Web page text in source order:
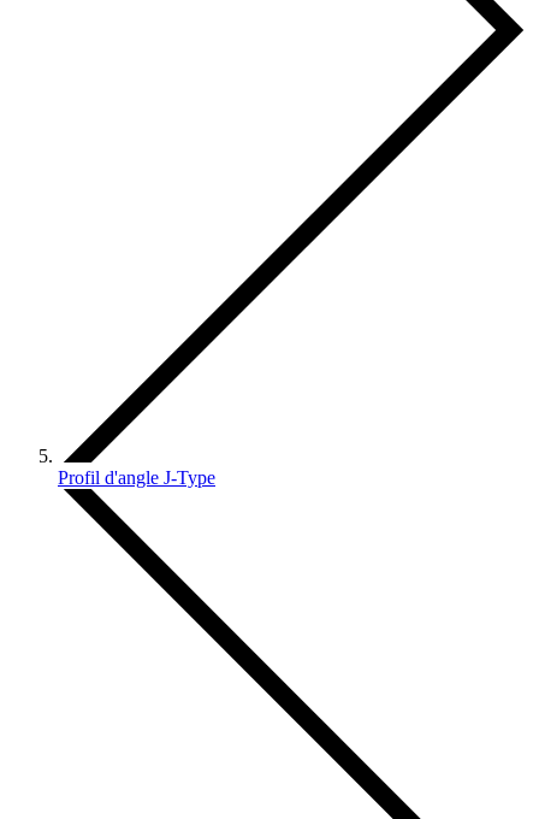
Profil d'angle J-Type